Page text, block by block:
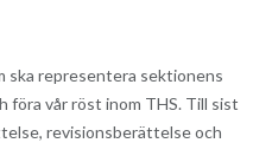
ska representera sektionens
föra vår röst inom THS. Till sist
revisionsberättelse och